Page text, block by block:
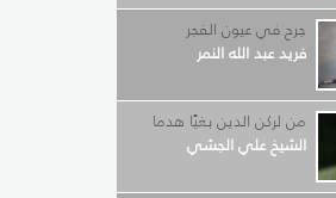
جرح في عيون الفجر
فريد عبد الله النمر
من لركن الدين بغيًا هدما
الشيخ علي الجشي